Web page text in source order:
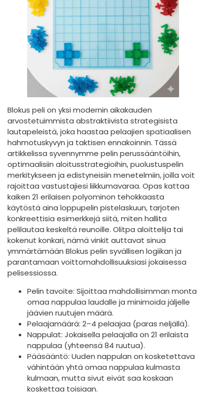
Blokus peli on yksi modernin aikakauden
arvostetuimmista abstraktiivista strategisista
lautapeleistä, joka haastaa pelaajien spatiaalisen
hahmotuskyvyn ja taktisen ennakoinnin. Tässä
artikkelissa syvennymme pelin perussääntöihin,
optimaalisiin aloitusstrategioihin, puolustuspelin
merkitykseen ja edistyneisiin menetelmiin, joilla voit
rajoittaa vastustajiesi liikkumavaraa. Opas kattaa
kaiken 21 erilaisen polyominon tehokkaasta
käytöstä aina loppupelin pistelaskuun, tarjoten
konkreettisia esimerkkejä siitä, miten hallita
pelilautaa keskeltä reunoille. Olitpa aloittelija tai
kokenut konkari, nämä vinkit auttavat sinua
ymmärtämään Blokus pelin syvällisen logiikan ja
parantamaan voittomahdollisuuksiasi jokaisessa
pelisessiossa.
Pelin tavoite: Sijoittaa mahdollisimman monta
omaa nappulaa laudalle ja minimoida jäljelle
jäävien ruutujen määrä.
Pelaajamäärä: 2–4 pelaajaa (paras neljällä).
Nappulat: Jokaisella pelaajalla on 21 erilaista
nappulaa (yhteensä 84 ruutua).
Pääsääntö: Uuden nappulan on kosketettava
vähintään yhtä omaa nappulaa kulmasta
kulmaan, mutta sivut eivät saa koskaan
koskettaa toisiaan.